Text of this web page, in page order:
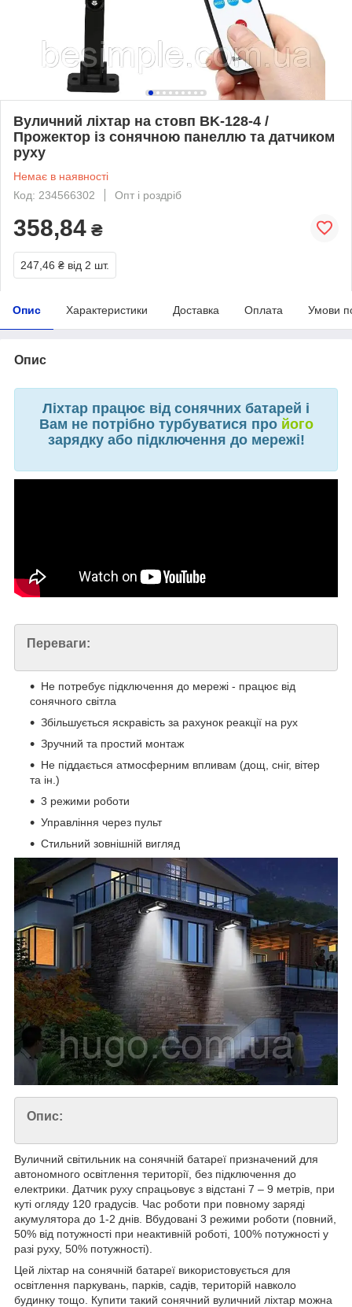
Вуличний ліхтар на стовп BK-128-4 /
Прожектор із сонячною панеллю та датчиком
руху
Немає в наявності
Код: 234566302
Опт і роздріб
358,84 ₴
247,46 ₴ від 2 шт.
Опис Характеристики Доставка Оплата Умови
Опис
Ліхтар працює від сонячних батарей і
Вам не потрібно турбуватися про його
зарядку або підключення до мережі!
Переваги:
Не потребує підключення до мережі - працює від
сонячного світла
Збільшується яскравість за рахунок реакції на рух
Зручний та простий монтаж
Не піддається атмосферним впливам (дощ, сніг, вітер
та ін.)
3 режими роботи
Управління через пульт
Стильний зовнішній вигляд
Опис:
Вуличний світильник на сонячній батареї призначений для
автономного освітлення території, без підключення до
електрики. Датчик руху спрацьовує з відстані 7 – 9 метрів, при
куті огляду 120 градусів. Час роботи при повному заряді
акумулятора до 1-2 днів. Вбудовані 3 режими роботи (повний,
50% від потужності при неактивній роботі, 100% потужності у
разі руху, 50% потужності).
Цей ліхтар на сонячній батареї використовується для
освітлення паркувань, парків, садів, територій навколо
будинку тощо. Купити такий сонячний вуличний ліхтар можна